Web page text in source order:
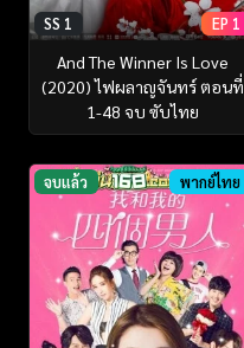
SS 1 EP 1
And The Winner Is Love
(2020) ไฟผลาญจันทร์ ตอนที่
1-48 จบ ซับไทย
จบแล้ว พากย์ไทย